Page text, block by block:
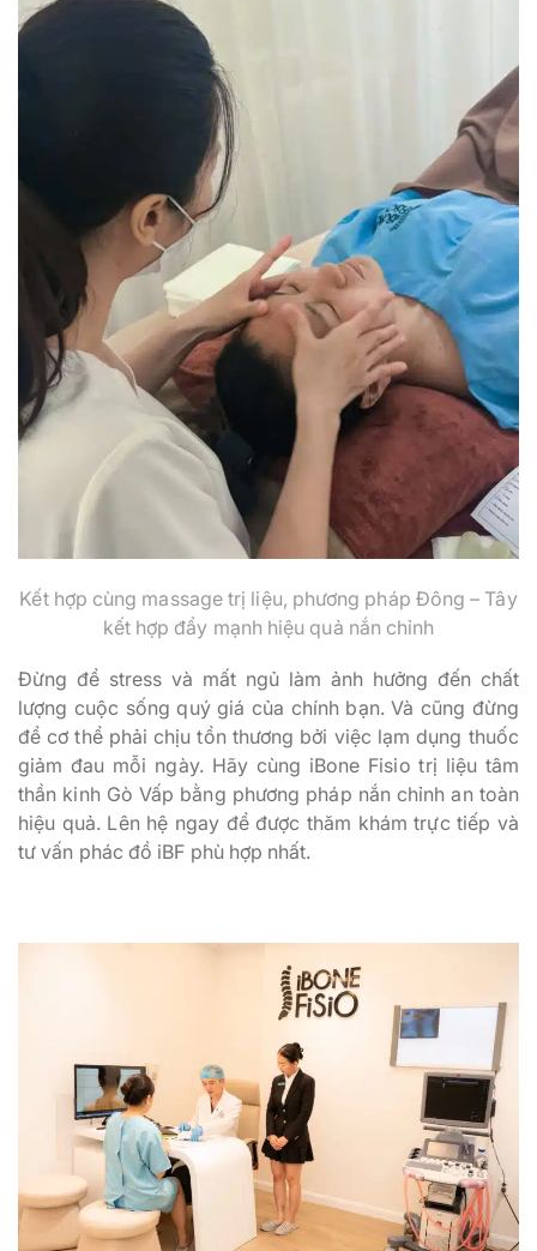
Kết hợp cùng massage trị liệu, phương pháp Đông – Tây
kết hợp đẩy mạnh hiệu quả nắn chỉnh
Đừng để stress và mất ngủ làm ảnh hưởng đến chất
lượng cuộc sống quý giá của chính bạn. Và cũng đừng
để cơ thể phải chịu tổn thương bởi việc lạm dụng thuốc
giảm đau mỗi ngày. Hãy cùng iBone Fisio trị liệu tâm
thần kinh Gò Vấp bằng phương pháp nắn chỉnh an toàn
hiệu quả. Lên hệ ngay để được thăm khám trực tiếp và
tư vấn phác đồ iBF phù hợp nhất.